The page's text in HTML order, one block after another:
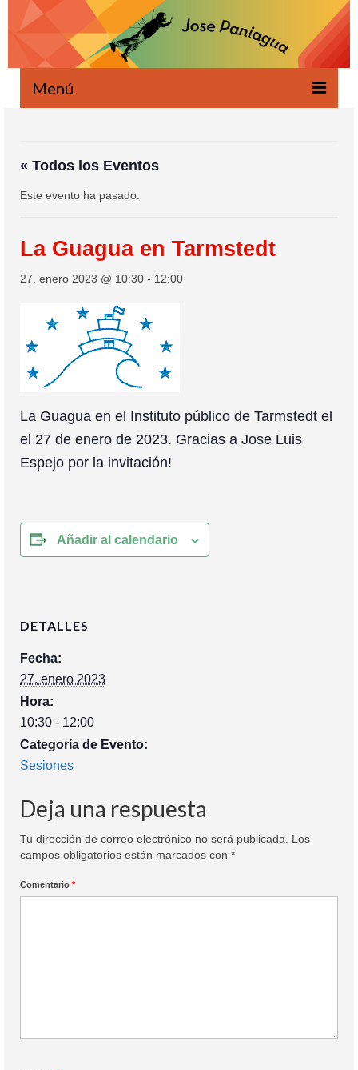
Menú
Novedades
Escrito
Proyectos
Agenda
Colaboración
Contacto
« Todos los Eventos
Este evento ha pasado.
La Guagua en Tarmstedt
27. enero 2023 @ 10:30 - 12:00
La Guagua en el Instituto público de Tarmstedt el
el 27 de enero de 2023. Gracias a Jose Luis
Espejo por la invitación!
Añadir al calendario
DETALLES
Fecha:
27. enero 2023
Hora:
10:30 - 12:00
Categoría de Evento:
Sesiones
Deja una respuesta
Tu dirección de correo electrónico no será publicada.
Los
campos obligatorios están marcados con *
Comentario *